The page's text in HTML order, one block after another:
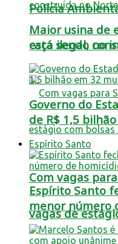
Polícia
caça ilegal, no
Com vagas
vagas de
Maior usina de
está sendo
Governo do
de R$ 1,5
Espírito Santo
Espírito Santo
menor número